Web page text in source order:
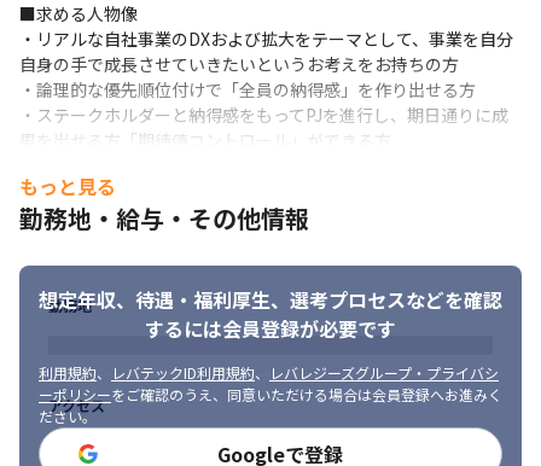
■求める人物像
・リアルな自社事業のDXおよび拡大をテーマとして、事業を自分
自身の手で成長させていきたいというお考えをお持ちの方
・論理的な優先順位付けで「全員の納得感」を作り出せる方
・ステークホルダーと納得感をもってPJを進行し、期日通りに成
果を出せる方「期待値コントロール」ができる方
獲得できる、しようとする方
もっと見る
勤務地・給与・その他情報
想定年収、待遇・福利厚生、 選考プロセスなどを確認
するには会員登録が必要です
利用規約、 レバテックID利用規約、
レバレジーズグループ・プライバシ
ーポリシーをご確認のうえ、同意いただける場合は会員登録へお進みく
ださい。
Googleで登録
勤務地
アクセス